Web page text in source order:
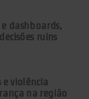
dashboards,
ruins
e violência
na região